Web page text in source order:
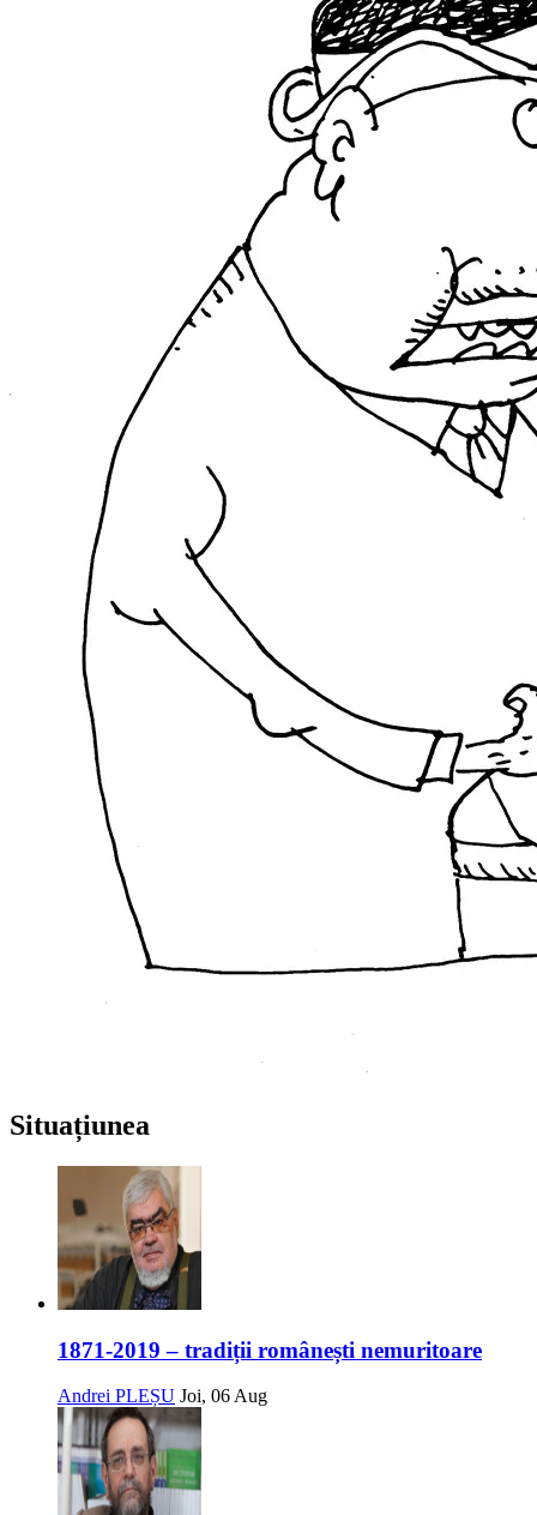
Situațiunea
1871-2019 – tradiții românești nemuritoare
Andrei PLEȘU Joi, 06 Aug